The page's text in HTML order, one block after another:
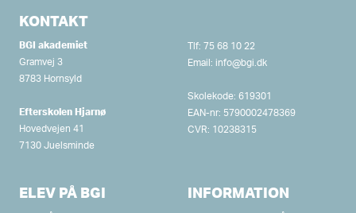
KONTAKT
BGI akademiet
Gramvej 3
8783 Hornsyld
Efterskolen Hjarnø
Hovedvejen 41
7130 Juelsminde
Tlf: 75 68 10 22
Email: info@bgi.dk
Skolekode: 619301
EAN-nr: 5790002478369
CVR: 10238315
ELEV PÅ BGI INFORMATION